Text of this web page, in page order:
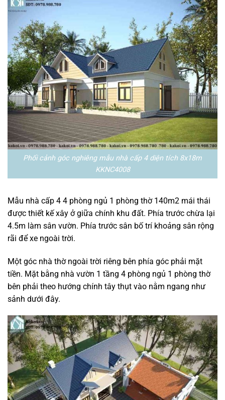
Phối cảnh góc nghiêng mẫu nhà cấp 4 diện tích 8x18m
KKNC4008
Mẫu nhà cấp 4 4 phòng ngủ 1 phòng thờ 140m2 mái thái
được thiết kế xây ở giữa chính khu đất. Phía trước chừa lại
4.5m làm sân vườn. Phía trước sân bố trí khoảng sân rộng
rãi để xe ngoài trời.
Một góc nhà thờ ngoài trời riêng bên phía góc phải mặt
tiền. Mặt bằng nhà vườn 1 tầng 4 phòng ngủ 1 phòng thờ
bên phải theo hướng chính tây thụt vào nằm ngang như
sảnh dưới đây.